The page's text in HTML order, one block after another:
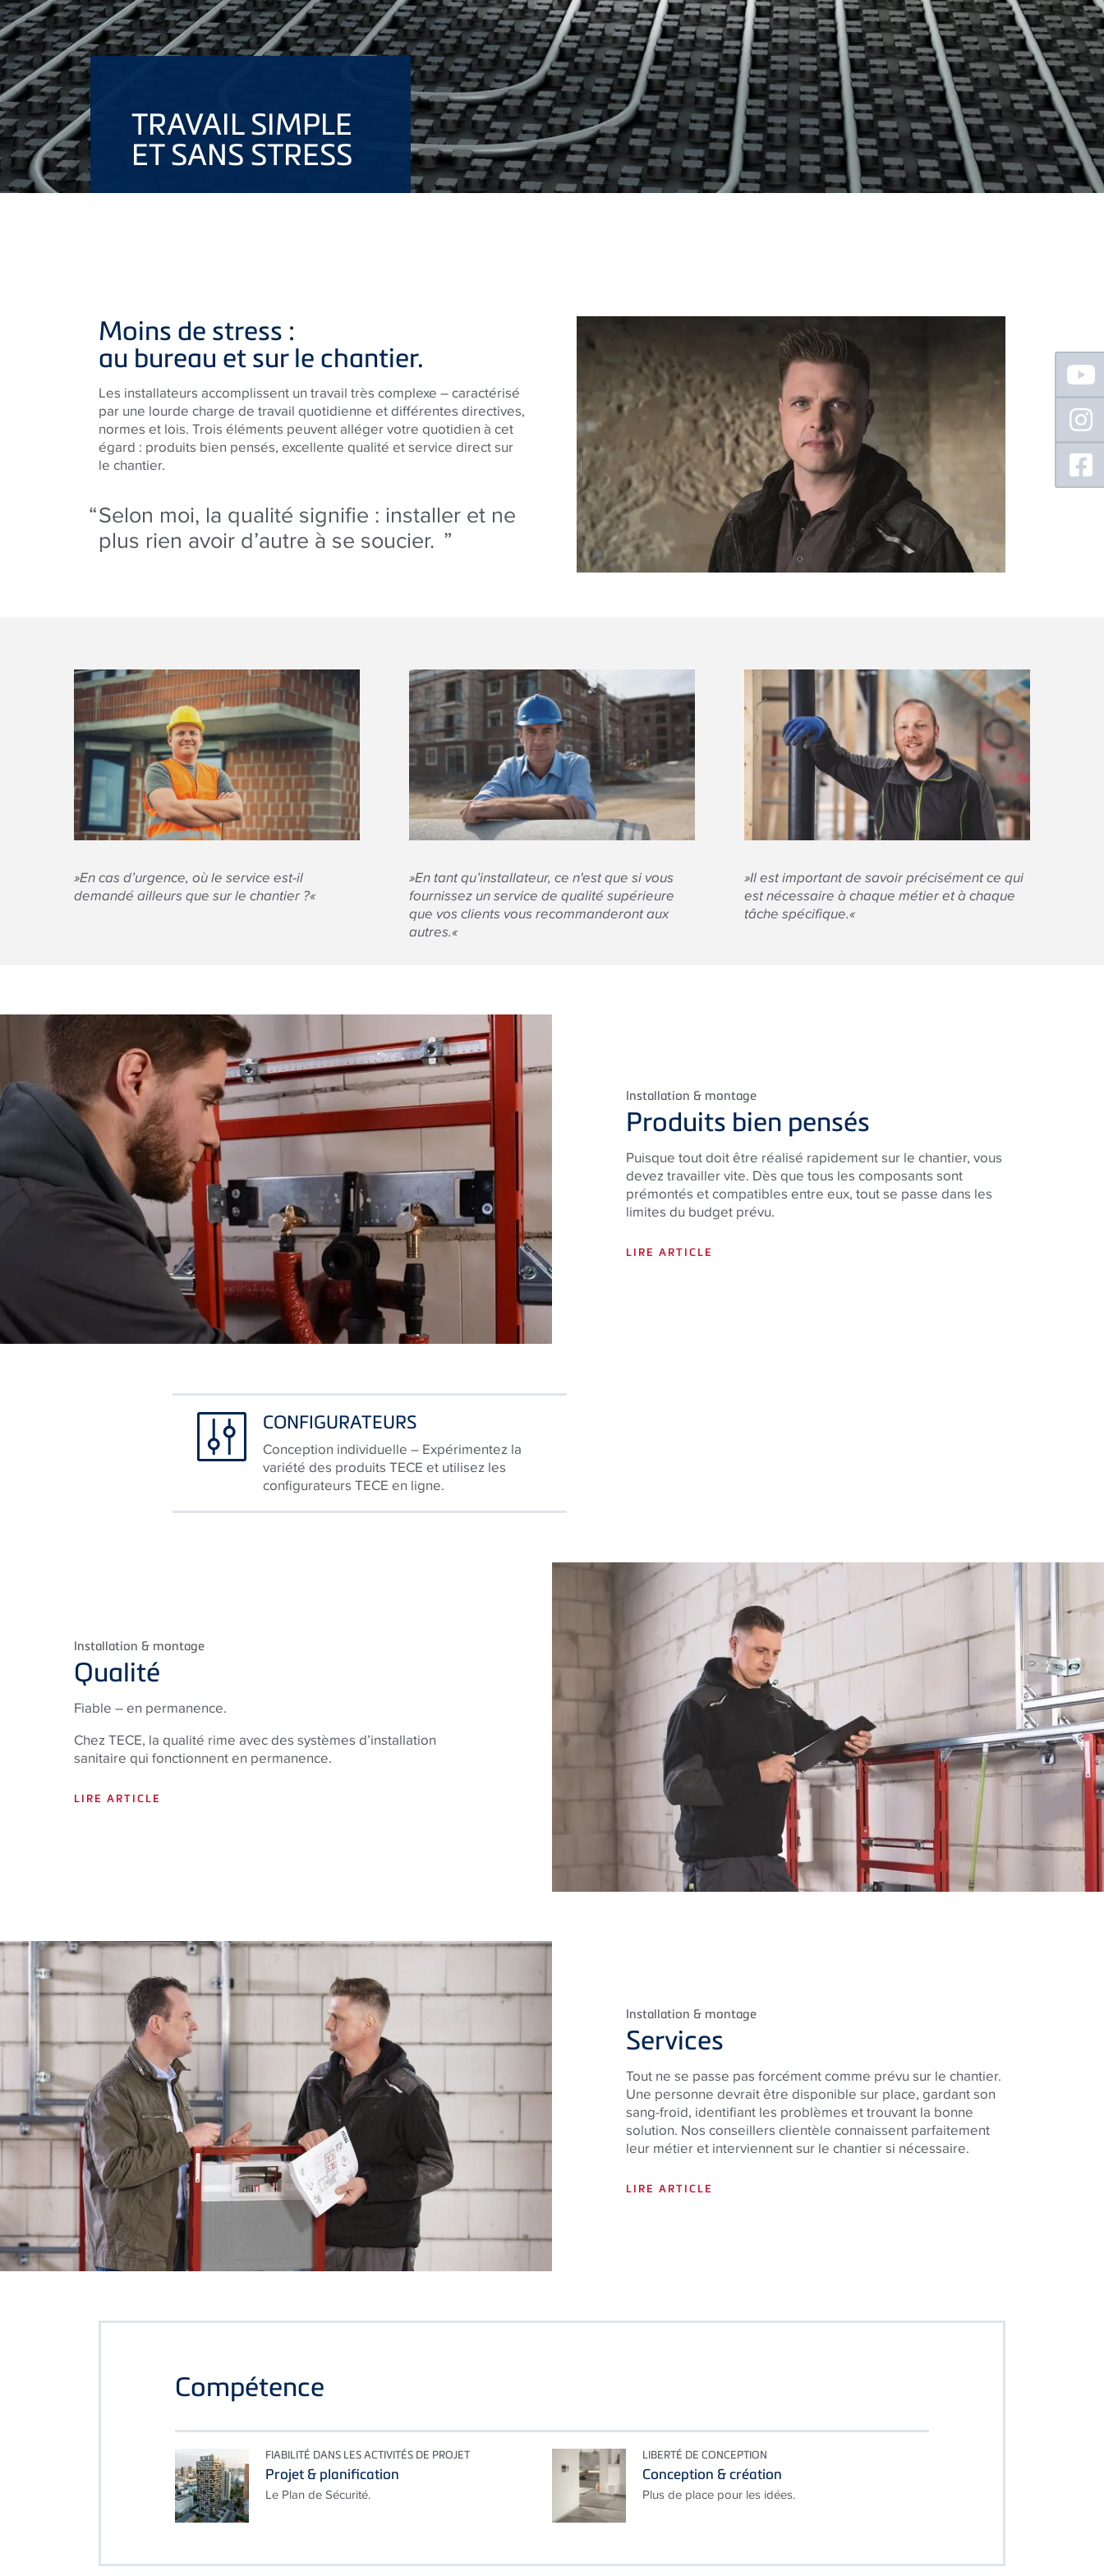
TRAVAIL SIMPLE
ET SANS STRESS
Moins de stress :
au bureau et sur le chantier.
Les installateurs accomplissent un travail très complexe – caractérisé
par une lourde charge de travail quotidienne et différentes directives,
normes et lois. Trois éléments peuvent alléger votre quotidien à cet
égard : produits bien pensés, excellente qualité et service direct sur
le chantier.
Selon moi, la qualité signifie : installer et ne
plus rien avoir d’autre à se soucier.
»En cas d’urgence, où le service est-il
demandé ailleurs que sur le chantier ?«
»En tant qu’installateur, ce n'est que si vous
fournissez un service de qualité supérieure
que vos clients vous recommanderont aux
autres.«
»Il est important de savoir précisément ce qui
est nécessaire à chaque métier et à chaque
tâche spécifique.«
Installation & montage
Produits bien pensés
Puisque tout doit être réalisé rapidement sur le chantier, vous
devez travailler vite. Dès que tous les composants sont
prémontés et compatibles entre eux, tout se passe dans les
limites du budget prévu.
LIRE ARTICLE
CONFIGURATEURS
Conception individuelle – Expérimentez la
variété des produits TECE et utilisez les
configurateurs TECE en ligne.
Installation & montage
Qualité
Fiable – en permanence.
Chez TECE, la qualité rime avec des systèmes d’installation
sanitaire qui fonctionnent en permanence.
LIRE ARTICLE
Installation & montage
Services
Tout ne se passe pas forcément comme prévu sur le chantier.
Une personne devrait être disponible sur place, gardant son
sang-froid, identifiant les problèmes et trouvant la bonne
solution. Nos conseillers clientèle connaissent parfaitement
leurmétier et interviennent sur le chantier si nécessaire.
LIRE ARTICLE
Compétence
FIABILITÉ DANS LES ACTIVITÉS DE PROJET
Projet & planification
Le Plan de Sécurité.
LIBERTÉ DE CONCEPTION
Conception & création
Plus de place pour les idées.
Floating